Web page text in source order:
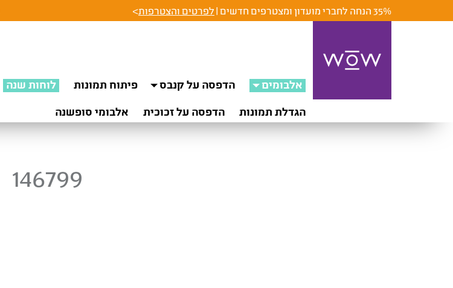
35% הנחה לחברי מועדון ומצטרפים חדשים | לפרטים והצטרפות>
אלבומים הדפסה על קנבס פיתוח תמונות לוחות שנה
הגדלת תמונות
הדפסה על זכוכית אלבומי סופשנה
146799